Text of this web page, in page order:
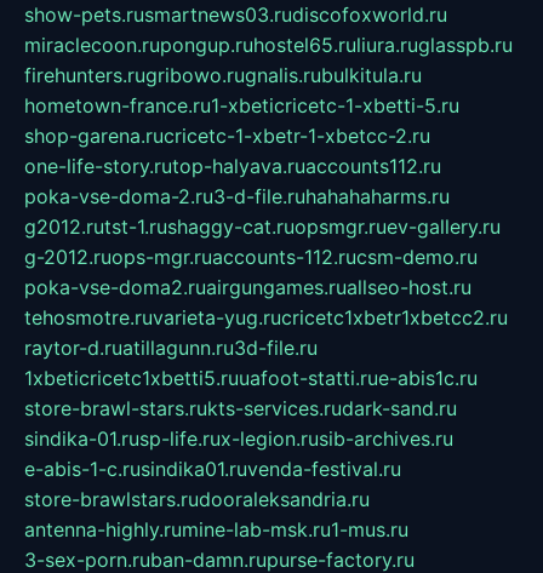
show-pets.rusmartnews03.rudiscofoxworld.ru
miraclecoon.rupongup.ruhostel65.ruliura.ruglasspb.ru
firehunters.rugribowo.rugnalis.rubulkitula.ru
hometown-france.ru1-xbeticricetc-1-xbetti-5.ru
shop-garena.rucricetc-1-xbetr-1-xbetcc-2.ru
one-life-story.rutop-halyava.ruaccounts112.ru
poka-vse-doma-2.ru3-d-file.ruhahahaharms.ru
g2012.rutst-1.rushaggy-cat.ruopsmgr.ruev-gallery.ru
g-2012.ruops-mgr.ruaccounts-112.rucsm-demo.ru
poka-vse-doma2.ruairgungames.ruallseo-host.ru
tehosmotre.ruvarieta-yug.rucricetc1xbetr1xbetcc2.ru
raytor-d.ruatillagunn.ru3d-file.ru
1xbeticricetc1xbetti5.ruuafoot-statti.rue-abis1c.ru
store-brawl-stars.rukts-services.rudark-sand.ru
sindika-01.rusp-life.rux-legion.rusib-archives.ru
e-abis-1-c.rusindika01.ruvenda-festival.ru
store-brawlstars.rudooraleksandria.ru
antenna-highly.rumine-lab-msk.ru1-mus.ru
3-sex-porn.ruban-damn.rupurse-factory.ru